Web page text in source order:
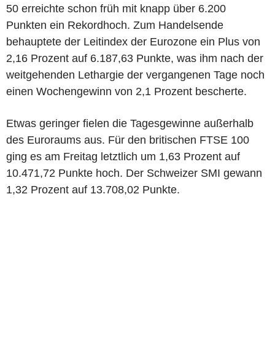
50 erreichte schon früh mit knapp über 6.200
Punkten ein Rekordhoch. Zum Handelsende
behauptete der Leitindex der Eurozone ein Plus von
2,16 Prozent auf 6.187,63 Punkte, was ihm nach der
weitgehenden Lethargie der vergangenen Tage noch
einen Wochengewinn von 2,1 Prozent bescherte.
Etwas geringer fielen die Tagesgewinne außerhalb
des Euroraums aus. Für den britischen FTSE 100
ging es am Freitag letztlich um 1,63 Prozent auf
10.471,72 Punkte hoch. Der Schweizer SMI gewann
1,32 Prozent auf 13.708,02 Punkte.